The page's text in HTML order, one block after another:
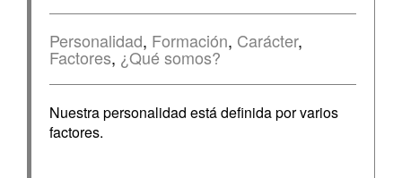
Personalidad, Formación, Carácter,
Factores, ¿Qué somos?
Nuestra personalidad está definida por varios
factores.